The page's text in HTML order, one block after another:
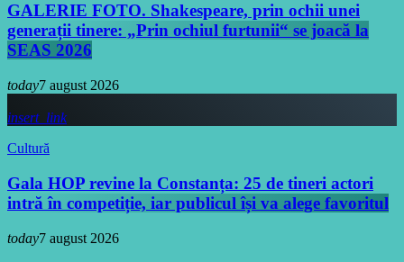
GALERIE FOTO. Shakespeare, prin ochii unei
generații tinere: „Prin ochiul furtunii“ se joacă la
SEAS 2026
today7 august 2026
insert_link
Cultură
Gala HOP revine la Constanța: 25 de tineri actori
intră în competiție, iar publicul își va alege favoritul
today7 august 2026